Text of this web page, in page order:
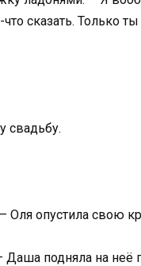
что сказать. Только
свадьбу.
Оля опустила свою
подняла на неё